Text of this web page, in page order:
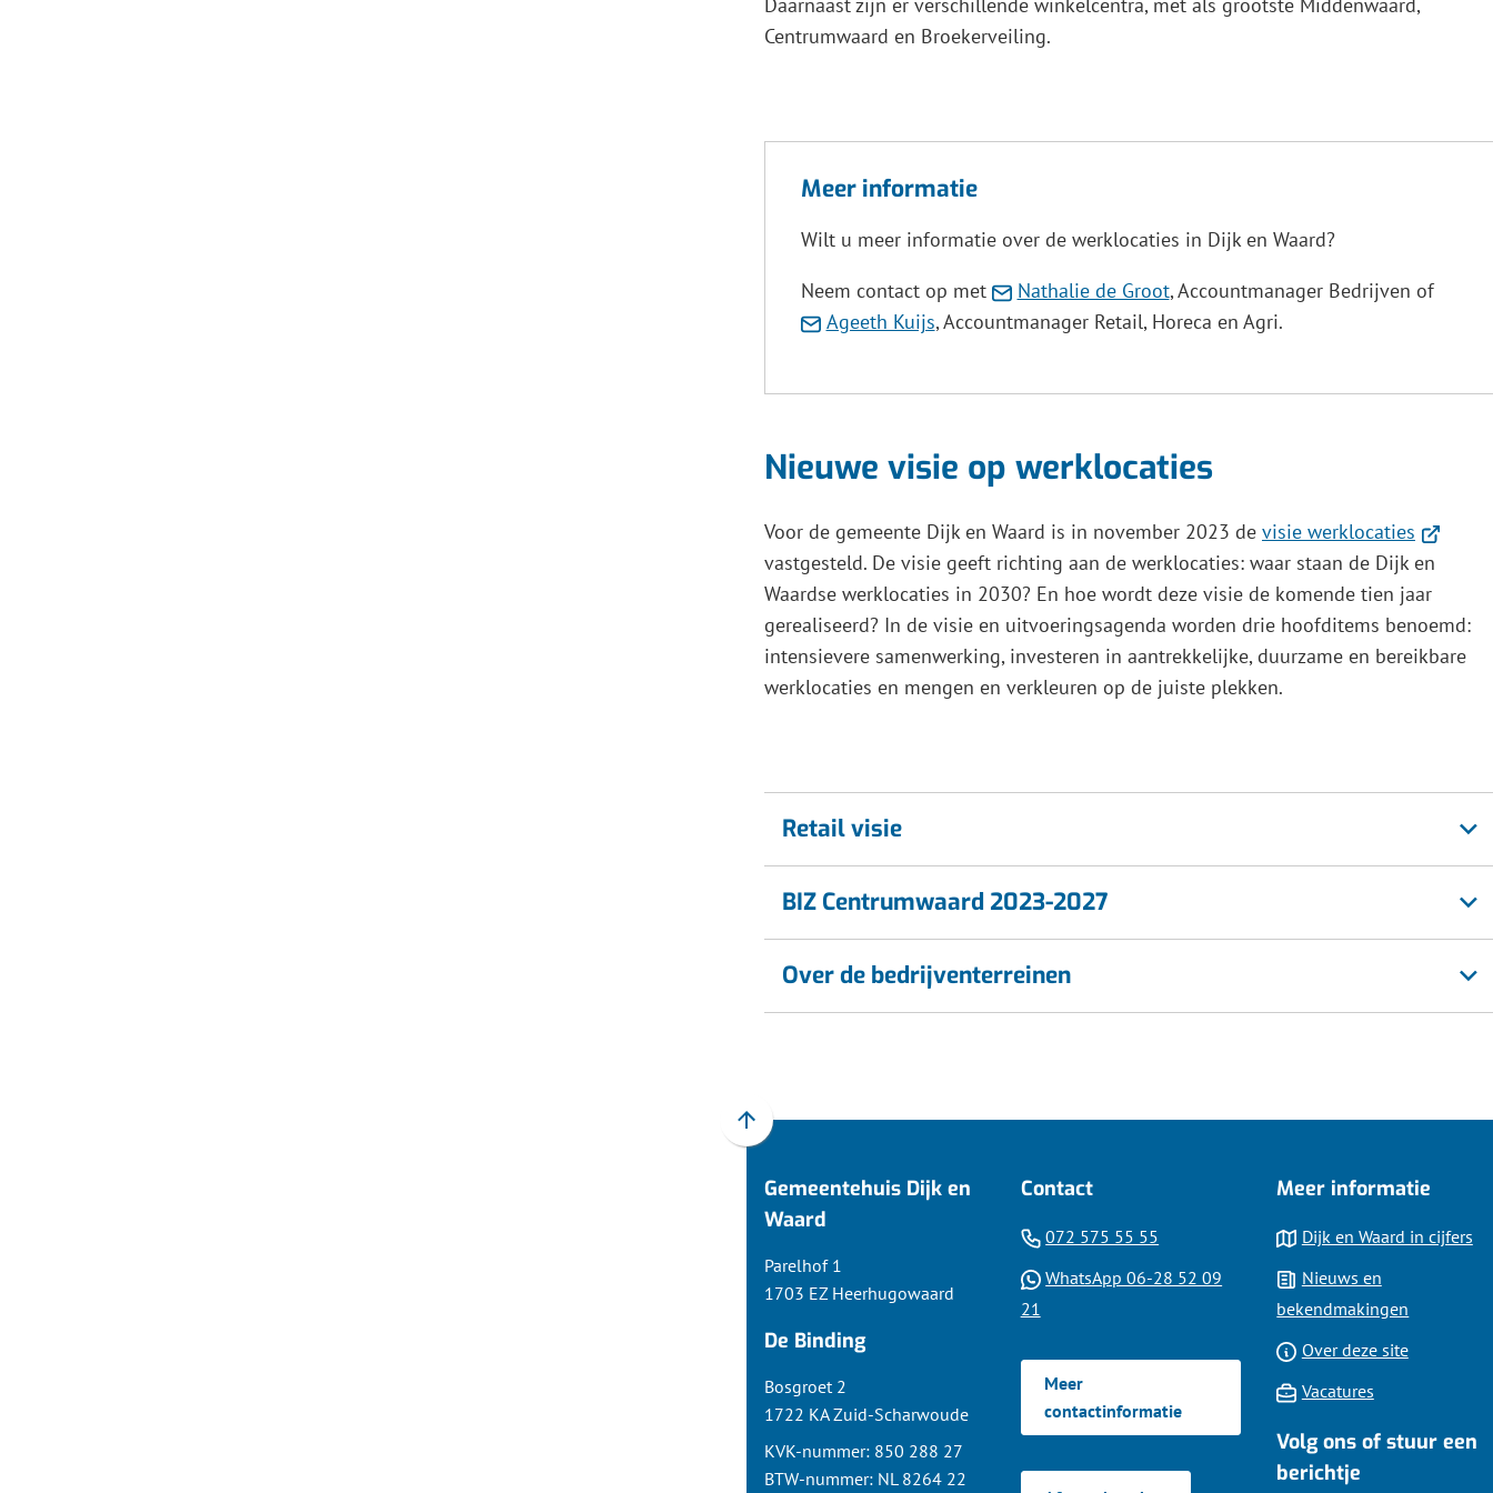
Gebruik
om
een
te
een
externe
Centrumwaard en Broekerveiling.
Meer informatie
Wilt u meer informatie over de werklocaties in Dijk en Waard?
Neem contact op met
Nathalie de Groot(Verwijst
naar
, Accountmanager Bedrijven of
Ageeth Kuijs(Verwijst
, Accountmanager Retail, Horeca en Agri.
Nieuwe visie op werklocaties
Voor de gemeente Dijk en Waard is in november 2023 de visie werklocaties (Verwijst
naar
een
externe
website)
vastgesteld. De visie geeft richting aan de werklocaties: waar staan de Dijk en
Waardse werklocaties in 2030? En hoe wordt deze visie de komende tien jaar
gerealiseerd? In de visie en uitvoeringsagenda worden drie hoofditems benoemd:
intensievere samenwerking, investeren in aantrekkelijke, duurzame en bereikbare
werklocaties en mengen en verkleuren op de juiste plekken.
Retail visie
BIZ Centrumwaard 2023-2027
Over de bedrijventerreinen
Scroll
boven
naar
begin
van
paginainhoud
Gemeentehuis Dijk en
Waard
Parelhof 1
1703 EZ Heerhugowaard
De Binding
Bosgroet 2
1722 KA Zuid-Scharwoude
KVK-nummer: 850 288 27
BTW-nummer: NL 8264 22
Contact
072 575 55 55
naar
WhatsApp 06-28 52 09
21
Whatsapp
telefoonnummer)
Meer
contactinformatie
Meer informatie
Dijk en Waard in cijfers
Nieuws en
bekendmakingen
Over deze site
Vacatures
Volg ons of stuur een
berichtje